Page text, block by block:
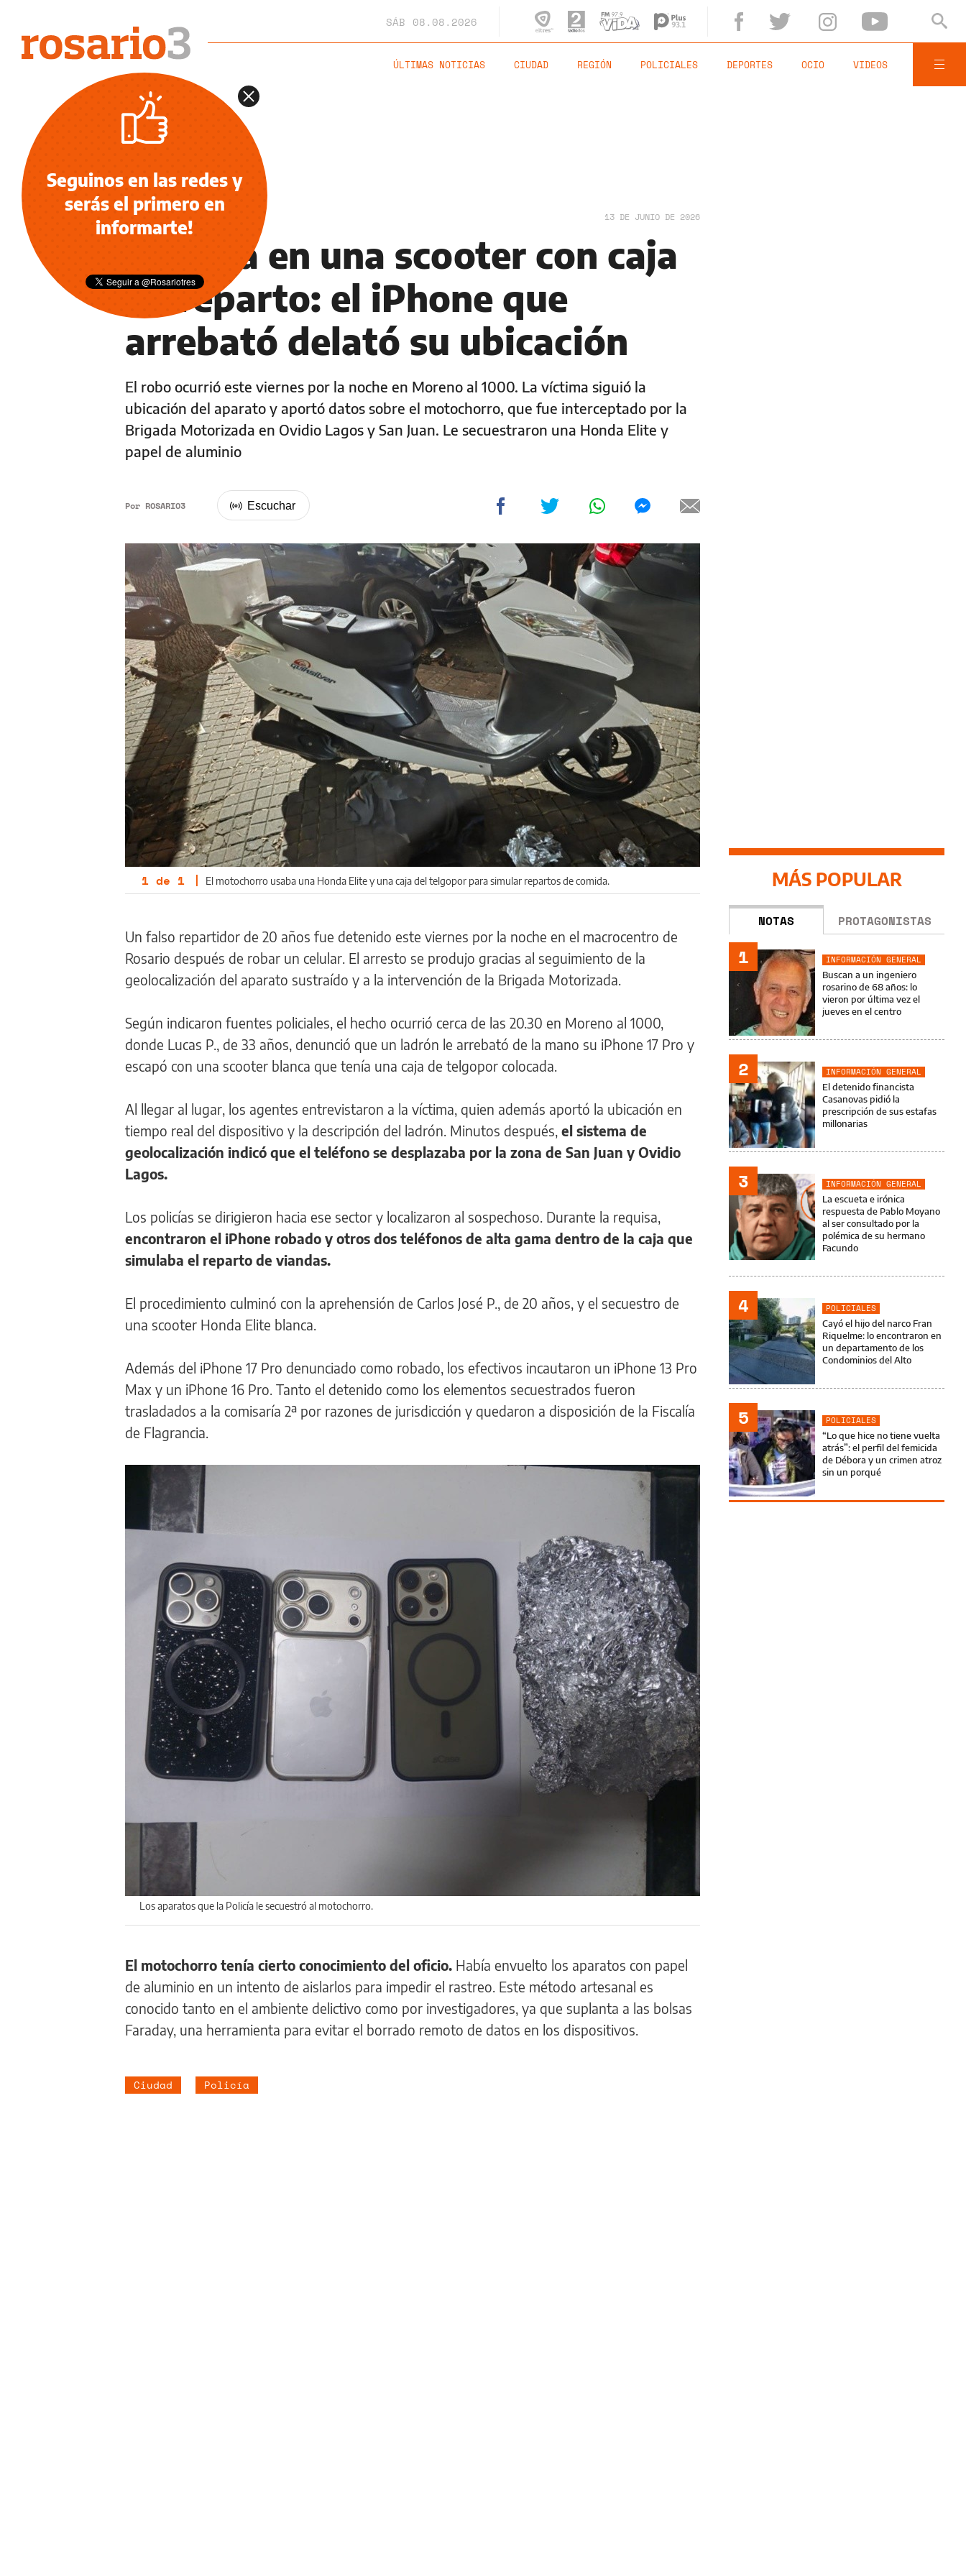
SÁB 08.08.2026
ÚLTIMAS NOTICIAS CIUDAD REGIÓN POLICIALES DEPORTES OCIO VIDEOS
POLICIALES 13 DE JUNIO DE 2026
Robaba en una scooter con caja
de reparto: el iPhone que
arrebató delató su ubicación
El robo ocurrió este viernes por la noche en Moreno al 1000. La víctima siguió la
ubicación del aparato y aportó datos sobre el motochorro, que fue interceptado por la
Brigada Motorizada en Ovidio Lagos y San Juan. Le secuestraron una Honda Elite y
papel de aluminio
Por ROSARIO3
1 de 1 | El motochorro usaba una Honda Elite y una caja del telgopor para simular repartos de comida.
Un falso repartidor de 20 años fue detenido este viernes por la noche en el macrocentro de
Rosario después de robar un celular. El arresto se produjo gracias al seguimiento de la
geolocalización del aparato sustraído y a la intervención de la Brigada Motorizada.
Según indicaron fuentes policiales, el hecho ocurrió cerca de las 20.30 en Moreno al 1000,
donde Lucas P., de 33 años, denunció que un ladrón le arrebató de la mano su iPhone 17 Pro y
escapó con una scooter blanca que tenía una caja de telgopor colocada.
Al llegar al lugar, los agentes entrevistaron a la víctima, quien además aportó la ubicación en
tiempo real del dispositivo y la descripción del ladrón. Minutos después, el sistema de
geolocalización indicó que el teléfono se desplazaba por la zona de San Juan y Ovidio
Lagos.
Los policías se dirigieron hacia ese sector y localizaron al sospechoso. Durante la requisa,
encontraron el iPhone robado y otros dos teléfonos de alta gama dentro de la caja que
simulaba el reparto de viandas.
El procedimiento culminó con la aprehensión de Carlos José P., de 20 años, y el secuestro de
una scooter Honda Elite blanca.
Además del iPhone 17 Pro denunciado como robado, los efectivos incautaron un iPhone 13 Pro
Max y un iPhone 16 Pro. Tanto el detenido como los elementos secuestrados fueron
trasladados a la comisaría 2ª por razones de jurisdicción y quedaron a disposición de la Fiscalía
de Flagrancia.
Los aparatos que la Policía le secuestró al motochorro.
El motochorro tenía cierto conocimiento del oficio. Había envuelto los aparatos con papel
de aluminio en un intento de aislarlos para impedir el rastreo. Este método artesanal es
conocido tanto en el ambiente delictivo como por investigadores, ya que suplanta a las bolsas
Faraday, una herramienta para evitar el borrado remoto de datos en los dispositivos.
Ciudad Policía
MÁS POPULAR
NOTAS PROTAGONISTAS
1
INFORMACIÓN GENERAL
Buscan a un ingeniero
rosarino de 68 años: lo
vieron por última vez el
jueves en el centro
2
INFORMACIÓN GENERAL
El detenido financista
Casanovas pidió la
prescripción de sus estafas
millonarias
3
INFORMACIÓN GENERAL
La escueta e irónica
respuesta de Pablo Moyano
al ser consultado por la
polémica de su hermano
Facundo
4
POLICIALES
Cayó el hijo del narco Fran
Riquelme: lo encontraron en
un departamento de los
Condominios del Alto
5
POLICIALES
“Lo que hice no tiene vuelta
atrás”: el perfil del femicida
de Débora y un crimen atroz
sin un porqué
Seguinos en las redes y
serás el primero en
informarte!